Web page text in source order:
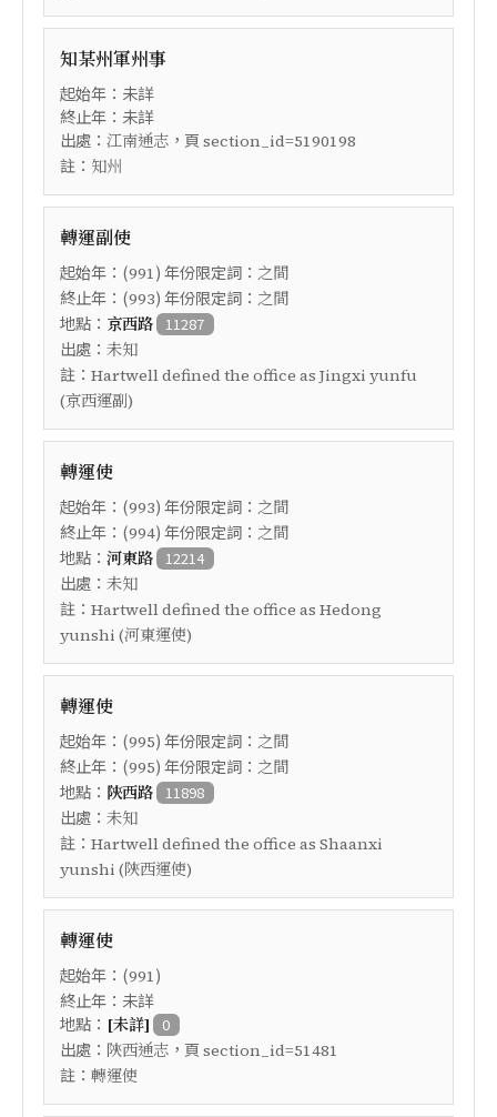
知某州軍州事
起始年：未詳
終止年：未詳
出處： 江南通志 ，頁 section_id=5190198
註： 知州
轉運副使
起始年：(991) 年份限定詞： 之間
終止年：(993) 年份限定詞： 之間
地點： 京西路 11287
出處： 未知
註： Hartwell defined the office as Jingxi yunfu
(京西運副)
轉運使
起始年：(993) 年份限定詞： 之間
終止年：(994) 年份限定詞： 之間
地點： 河東路 12214
出處： 未知
註： Hartwell defined the office as Hedong
yunshi (河東運使)
轉運使
起始年：(995) 年份限定詞： 之間
終止年：(995) 年份限定詞： 之間
地點： 陝西路 11898
出處： 未知
註： Hartwell defined the office as Shaanxi
yunshi (陝西運使)
轉運使
起始年：(991)
終止年：未詳
地點： [未詳] 0
出處： 陝西通志 ，頁 section_id=51481
註： 轉運使